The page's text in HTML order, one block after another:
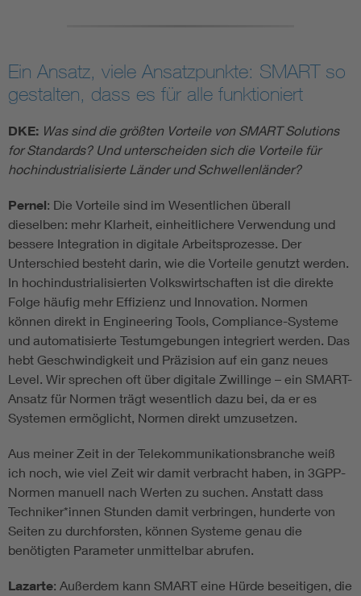
Ein Ansatz, viele Ansatzpunkte: SMART so
gestalten, dass es für alle funktioniert
DKE: Was sind die größten Vorteile von SMART Solutions
for Standards? Und unterscheiden sich die Vorteile für
hochindustrialisierte Länder und Schwellenländer?
Pernel: Die Vorteile sind im Wesentlichen überall
dieselben: mehr Klarheit, einheitlichere Verwendung und
bessere Integration in digitale Arbeitsprozesse. Der
Unterschied besteht darin, wie die Vorteile genutzt werden.
In hochindustrialisierten Volkswirtschaften ist die direkte
Folge häufig mehr Effizienz und Innovation. Normen
können direkt in Engineering Tools, Compliance-Systeme
und automatisierte Testumgebungen integriert werden. Das
hebt Geschwindigkeit und Präzision auf ein ganz neues
Level. Wir sprechen oft über digitale Zwillinge – ein SMART-
Ansatz für Normen trägt wesentlich dazu bei, da er es
Systemen ermöglicht, Normen direkt umzusetzen.
Aus meiner Zeit in der Telekommunikationsbranche weiß
ich noch, wie viel Zeit wir damit verbracht haben, in 3GPP-
Normen manuell nach Werten zu suchen. Anstatt dass
Techniker*innen Stunden damit verbringen, hunderte von
Seiten zu durchforsten, können Systeme genau die
benötigten Parameter unmittelbar abrufen.
Lazarte: Außerdem kann SMART eine Hürde beseitigen, die